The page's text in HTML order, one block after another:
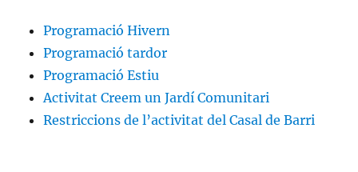
Programació Hivern
Programació tardor
Programació Estiu
Activitat Creem un Jardí Comunitari
Restriccions de l’activitat del Casal de Barri